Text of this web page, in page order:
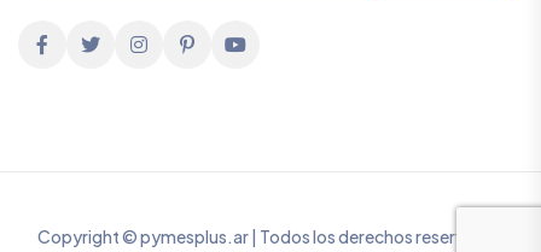
Copyright © pymesplus.ar | Todos los derechos reservados